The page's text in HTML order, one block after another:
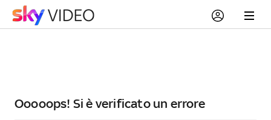
Ooooops! Si è verificato un errore